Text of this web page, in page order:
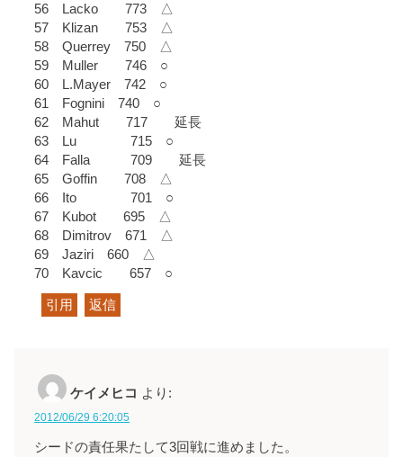
56 Lacko 773 △
57 Klizan 753 △
58 Querrey 750 △
59 Muller 746 ○
60 L.Mayer 742 ○
61 Fognini 740 ○
62 Mahut 717 延長
63 Lu 715 ○
64 Falla 709 延長
65 Goffin 708 △
66 Ito 701 ○
67 Kubot 695 △
68 Dimitrov 671 △
69 Jaziri 660 △
70 Kavcic 657 ○
引用 返信
ケイメヒコ より:
2012/06/29 6:20:05
シードの責任果たして3回戦に進めました。